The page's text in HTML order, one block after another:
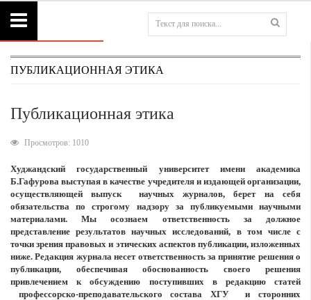
ПУБЛИКАЦИОННАЯ ЭТИКА
Публикационная этика
Просмотров: 1010
Худжандский государственный университет имени академика
Б.Гафурова выступая в качестве учредителя и издающей организации,
осуществляющей выпуск научных журналов, берет на себя
обязательства по строгому надзору за публикуемыми научными
материалами. Мы осознаем ответственность за должное
представление результатов научных исследований, в том числе с
точки зрения правовых и этических аспектов публикации, изложенных
ниже. Редакция журнала несет ответственность за принятие решения о
публикации, обеспечивая обоснованность своего решения
привлечением к обсуждению поступивших в редакцию статей
профессорско-преподавательского состава ХГУ и сторонних